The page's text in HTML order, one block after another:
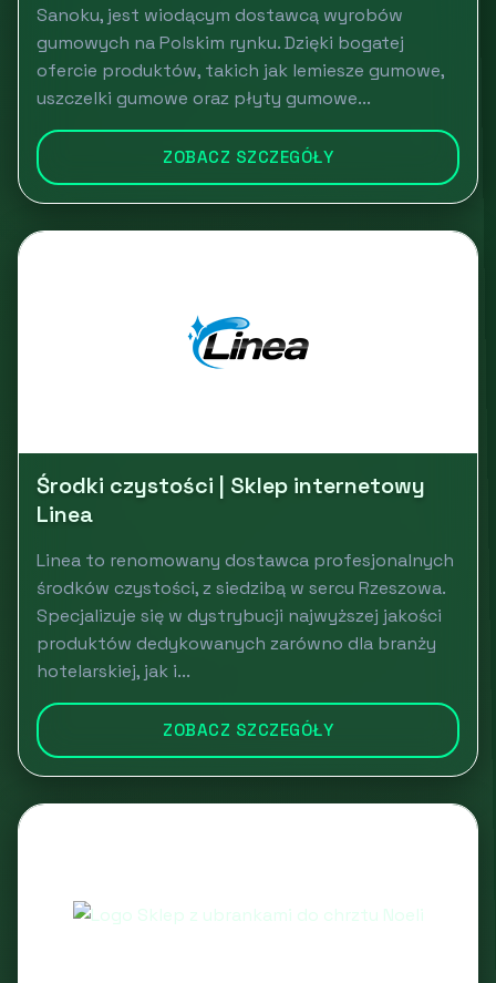
Sanoku, jest wiodącym dostawcą wyrobów
gumowych na Polskim rynku. Dzięki bogatej
ofercie produktów, takich jak lemiesze gumowe,
uszczelki gumowe oraz płyty gumowe...
ZOBACZ SZCZEGÓŁY
Środki czystości | Sklep internetowy
Linea
Linea to renomowany dostawca profesjonalnych
środków czystości, z siedzibą w sercu Rzeszowa.
Specjalizuje się w dystrybucji najwyższej jakości
produktów dedykowanych zarówno dla branży
hotelarskiej, jak i...
ZOBACZ SZCZEGÓŁY